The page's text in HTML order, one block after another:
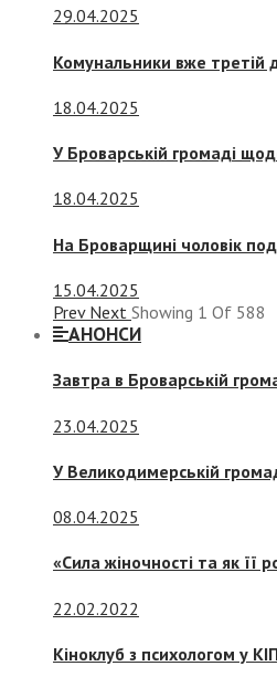
29.04.2025
Комунальники вже третій
18.04.2025
У Броварській громаді
18.04.2025
На Броварщині чоловік
15.04.2025
Prev Next Showing 1 Of 588
АНОНСИ
Завтра в Броварській
23.04.2025
У Великодимерській
08.04.2025
«Сила жіночності та як
22.02.2022
Кіноклуб з психологом у